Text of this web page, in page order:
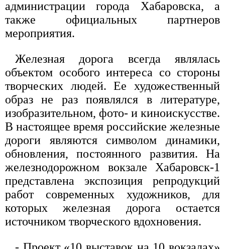
администрации города Хабаровска, а
также официальных партнеров
мероприятия.
Железная дорога всегда являлась
объектом особого интереса со стороны
творческих людей. Ее художественный
образ не раз появлялся в литературе,
изобразительном, фото- и киноискусстве.
В настоящее время российские железные
дороги являются символом динамики,
обновления, постоянного развития. На
железнодорожном вокзале Хабаровск-1
представлена экспозиция репродукций
работ современных художников, для
которых железная дорога остается
источником творческого вдохновения.